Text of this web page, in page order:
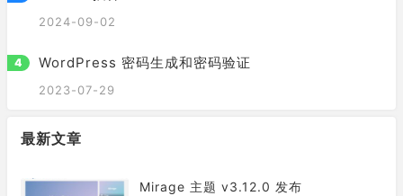
2024-09-02
WordPress 密码生成和密码验证
2023-07-29
最新文章
Mirage 主题 v3.12.0 发布